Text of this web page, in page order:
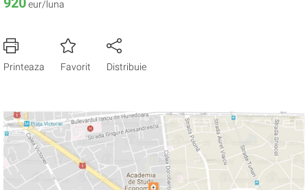
eur/luna
Printeaza Favorit Distribuie